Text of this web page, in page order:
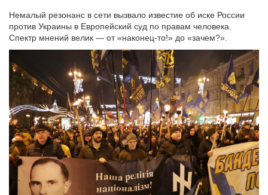
Немалый резонанс в сети вызвало известие об иске России
против Украины в Европейский суд по правам человека.
Спектр мнений велик — от «наконец-то!» до «зачем?».